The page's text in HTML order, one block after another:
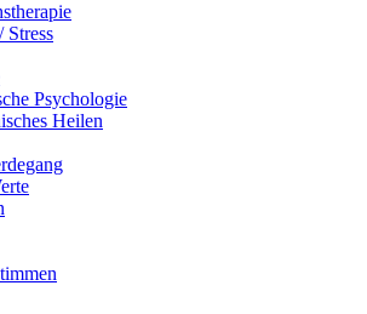
Stress
Psychologie
Heilen